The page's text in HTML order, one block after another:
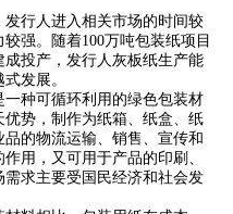
行人进入相关市场的时间较
强。随着100万吨包装纸项目
投产，发行人灰板纸生产能
发展。
一种可循环利用的绿色包装材
势，制作为纸箱、纸盒、纸
的物流运输、销售、宣传和
用，又可用于产品的印刷、
求主要受国民经济和社会发